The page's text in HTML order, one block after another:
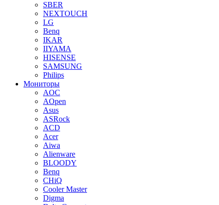
SBER
NEXTOUCH
LG
Benq
IKAR
IIYAMA
HISENSE
SAMSUNG
Philips
Мониторы
AOC
AOpen
Asus
ASRock
ACD
Acer
Aiwa
Alienware
BLOODY
Benq
CHiQ
Cooler Master
Digma